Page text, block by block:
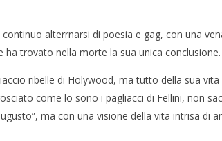
alterrnarsi di poesia e gag, con una
ha trovato nella morte la sua unica conclusione.
ribelle di Holywood, ma tutto della sua
come lo sono i pagliacci di Fellini, non
ma con una visione della vita intrisa di